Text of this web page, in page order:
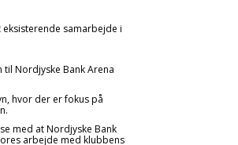
samarbejde i
Nordjyske Bank Arena
hvor der er fokus på
med at Nordjyske Bank
arbejde med klubbens